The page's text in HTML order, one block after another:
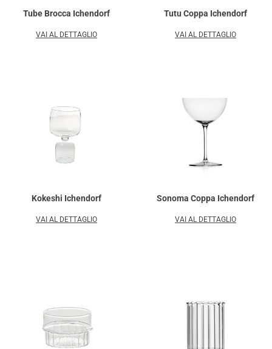
Tube Brocca Ichendorf
VAI AL DETTAGLIO
Tutu Coppa Ichendorf
VAI AL DETTAGLIO
Kokeshi Ichendorf
VAI AL DETTAGLIO
Sonoma Coppa Ichendorf
VAI AL DETTAGLIO